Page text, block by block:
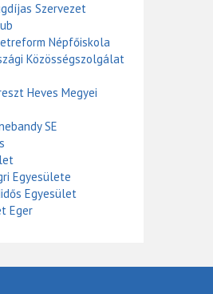
Szervezet
Népfőiskola
Közösségszolgálat
Heves Megyei
SE
Egyesülete
Egyesület
Eger